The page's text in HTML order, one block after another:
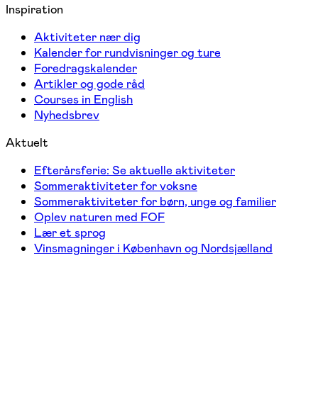
Inspiration
Aktiviteter nær dig
Kalender for rundvisninger og ture
Foredragskalender
Artikler og gode råd
Courses in English
Nyhedsbrev
Aktuelt
Efterårsferie: Se aktuelle aktiviteter
Sommeraktiviteter for voksne
Sommeraktiviteter for børn, unge og familier
Oplev naturen med FOF
Lær et sprog
Vinsmagninger i København og Nordsjælland